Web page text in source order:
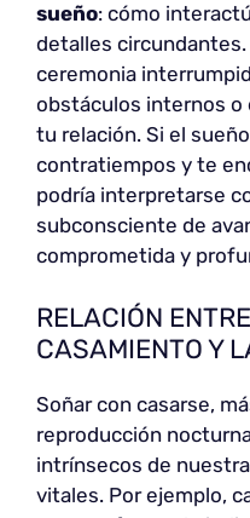
sueño: cómo
detalles
ceremonia
obstáculos internos o
tu relación. Si el
contratiempos y te
podría interpretarse
subconsciente de
comprometida y
RELACIÓN
CASAMIENTO Y
Soñar con casarse,
reproducción
intrínsecos de
vitales. Por ejemplo,